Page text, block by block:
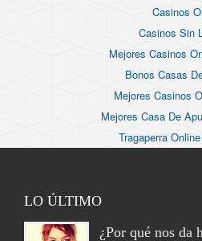
Casinos
Casinos Sin
Mejores Casinos
Bonos Casas
Mejores Casinos
Mejores Casa De
Tragaperra
LO ÚLTIMO
¿Por qué nos da